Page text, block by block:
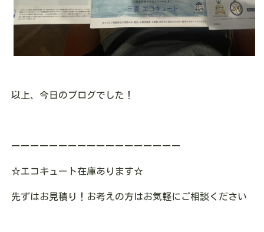
以上、今日のブログでした！
ーーーーーーーーーーーーーーーーーー
☆エコキュート在庫あります☆
先ずはお見積り！お考えの方はお気軽にご相談ください